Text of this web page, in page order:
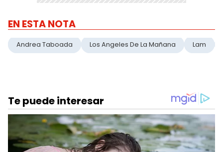
EN ESTA NOTA
Andrea Taboada Los Angeles De La Mañana Lam